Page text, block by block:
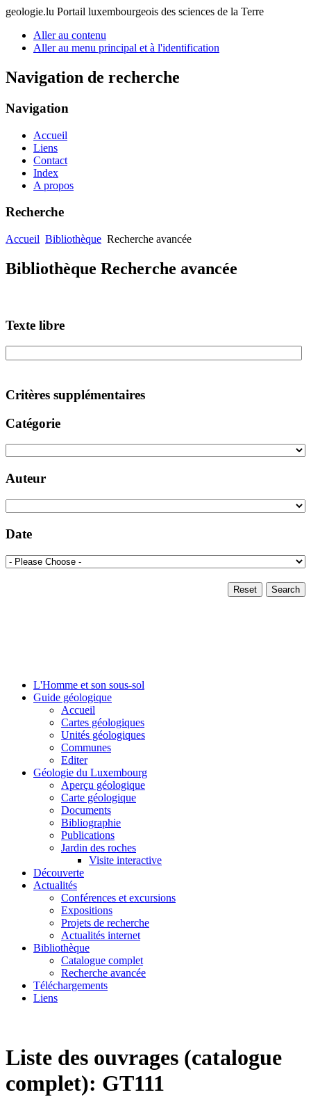
geologie.lu Portail luxembourgeois des sciences de la Terre
Aller au contenu
Aller au menu principal et à l'identification
Navigation de recherche
Navigation
Accueil
Liens
Contact
Index
A propos
Recherche
Accueil Bibliothèque Recherche avancée
Bibliothèque Recherche avancée
Texte libre
Critères supplémentaires
Catégorie
Auteur
Date
Search
Reset
L'Homme et son sous-sol
Guide géologique
Accueil
Cartes géologiques
Unités géologiques
Communes
Editer
Géologie du Luxembourg
Aperçu géologique
Carte géologique
Documents
Bibliographie
Publications
Jardin des roches
Visite interactive
Découverte
Actualités
Conférences et excursions
Expositions
Projets de recherche
Actualités internet
Bibliothèque
Catalogue complet
Recherche avancée
Téléchargements
Liens
Liste des ouvrages (catalogue
complet): GT111